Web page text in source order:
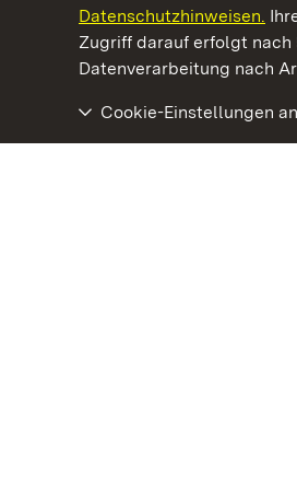
Datenschutzhinweisen.
Zugriff darauf erfolgt nach
Datenverarbeitung nach
Cookie-Einstellungen
Kommen. Staunen.